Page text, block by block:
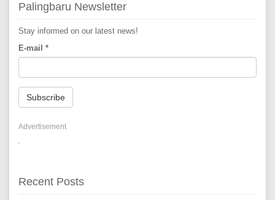
Palingbaru Newsletter
Stay informed on our latest news!
E-mail *
Subscribe
Advertisement
Recent Posts